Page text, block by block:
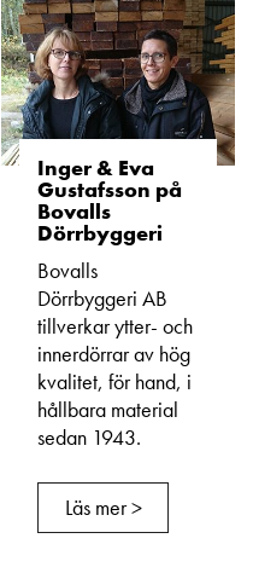
Inger & Eva
Gustafsson på
Bovalls
Dörrbyggeri
Bovalls
Dörrbyggeri AB
tillverkar ytter- och
innerdörrar av hög
kvalitet, för hand, i
hållbara material
sedan 1943.
Läs mer >